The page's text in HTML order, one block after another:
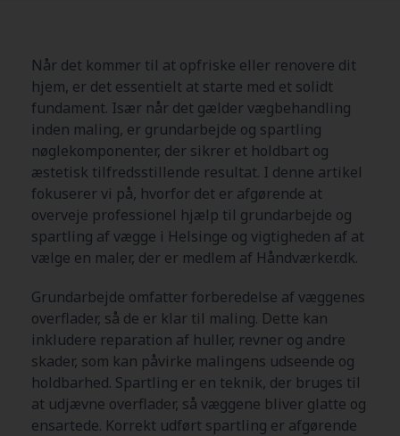
Når det kommer til at opfriske eller renovere dit
hjem, er det essentielt at starte med et solidt
fundament. Især når det gælder vægbehandling
inden maling, er grundarbejde og spartling
nøglekomponenter, der sikrer et holdbart og
æstetisk tilfredsstillende resultat. I denne artikel
fokuserer vi på, hvorfor det er afgørende at
overveje professionel hjælp til grundarbejde og
spartling af vægge i Helsinge og vigtigheden af at
vælge en maler, der er medlem af Håndværker.dk.
Grundarbejde omfatter forberedelse af væggenes
overflader, så de er klar til maling. Dette kan
inkludere reparation af huller, revner og andre
skader, som kan påvirke malingens udseende og
holdbarhed. Spartling er en teknik, der bruges til
at udjævne overflader, så væggene bliver glatte og
ensartede. Korrekt udført spartling er afgørende